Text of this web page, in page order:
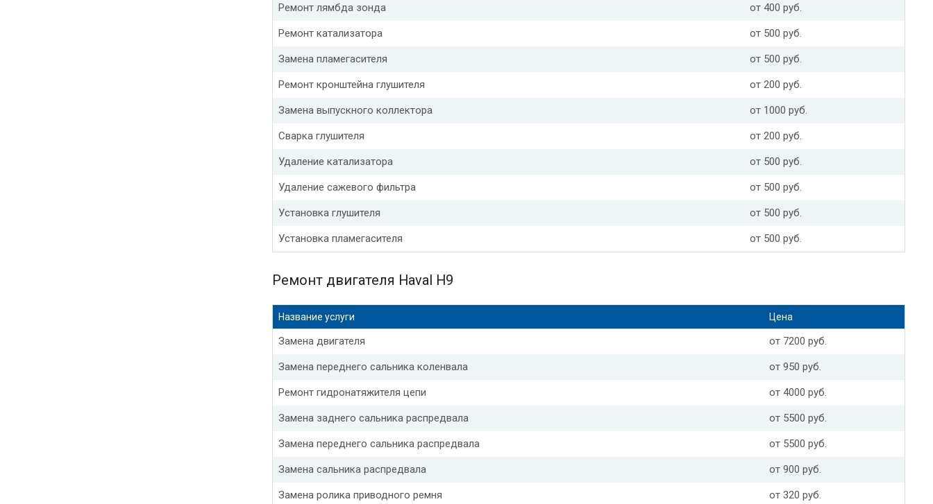
Ремонт лямбда зонда от 400 руб.
Ремонт катализатора от 500 руб.
Замена пламегасителя от 500 руб.
Ремонт кронштейна глушителя от 200 руб.
Замена выпускного коллектора от 1000 руб.
Сварка глушителя от 200 руб.
Удаление катализатора от 500 руб.
Удаление сажевого фильтра от 500 руб.
Установка глушителя от 500 руб.
Установка пламегасителя от 500 руб.
Ремонт двигателя Haval H9
Название услуги Цена
Замена двигателя от 7200 руб.
Замена переднего сальника коленвала от 950 руб.
Ремонт гидронатяжителя цепи от 4000 руб.
Замена заднего сальника распредвала от 5500 руб.
Замена переднего сальника распредвала от 5500 руб.
Замена сальника распредвала от 900 руб.
Замена ролика приводного ремня от 320 руб.